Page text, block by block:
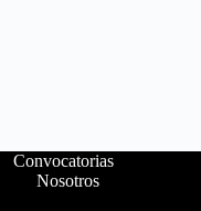
Convocatorias
Nosotros